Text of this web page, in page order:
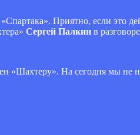
Приятно, если это
Сергей Палкин в
«Шахтеру». На сегодня мы не